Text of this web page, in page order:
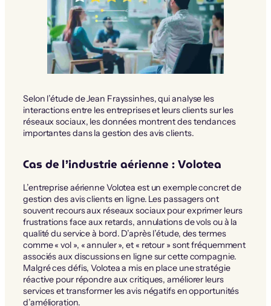
Selon l’étude de Jean Frayssinhes, qui analyse les
interactions entre les entreprises et leurs clients sur les
réseaux sociaux, les données montrent des tendances
importantes dans la gestion des avis clients.
Cas de l’industrie aérienne : Volotea
L’entreprise aérienne Volotea est un exemple concret de
gestion des avis clients en ligne. Les passagers ont
souvent recours aux réseaux sociaux pour exprimer leurs
frustrations face aux retards, annulations de vols ou à la
qualité du service à bord. D’après l’étude, des termes
comme « vol », « annuler », et « retour » sont fréquemment
associés aux discussions en ligne sur cette compagnie.
Malgré ces défis, Volotea a mis en place une stratégie
réactive pour répondre aux critiques, améliorer leurs
services et transformer les avis négatifs en opportunités
d’amélioration.